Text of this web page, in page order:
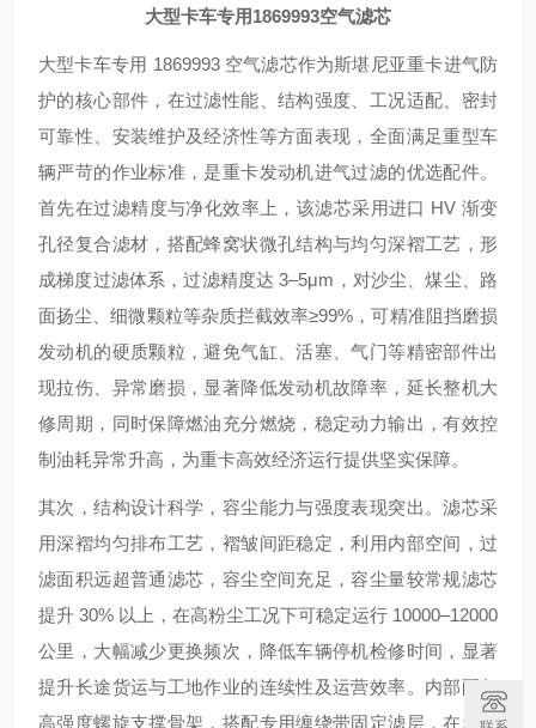
大型卡车专用1869993空气滤芯
大型卡车专用 1869993 空气滤芯作为斯堪尼亚重卡进气防
护的核心部件，在过滤性能、结构强度、工况适配、密封
可靠性、安装维护及经济性等方面表现，全面满足重型车
辆严苛的作业标准，是重卡发动机进气过滤的优选配件。
首先在过滤精度与净化效率上，该滤芯采用进口 HV 渐变
孔径复合滤材，搭配蜂窝状微孔结构与均匀深褶工艺，形
成梯度过滤体系，过滤精度达 3–5μm，对沙尘、煤尘、路
面扬尘、细微颗粒等杂质拦截效率≥99%，可精准阻挡磨损
发动机的硬质颗粒，避免气缸、活塞、气门等精密部件出
现拉伤、异常磨损，显著降低发动机故障率，延长整机大
修周期，同时保障燃油充分燃烧，稳定动力输出，有效控
制油耗异常升高，为重卡高效经济运行提供坚实保障。
其次，结构设计科学，容尘能力与强度表现突出。滤芯采
用深褶均匀排布工艺，褶皱间距稳定，利用内部空间，过
滤面积远超普通滤芯，容尘空间充足，容尘量较常规滤芯
提升 30% 以上，在高粉尘工况下可稳定运行 10000–12000
公里，大幅减少更换频次，降低车辆停机检修时间，显著
提升长途货运与工地作业的连续性及运营效率。内部配备
高强度螺旋支撑骨架，搭配专用缠绕带固定滤层，在发动